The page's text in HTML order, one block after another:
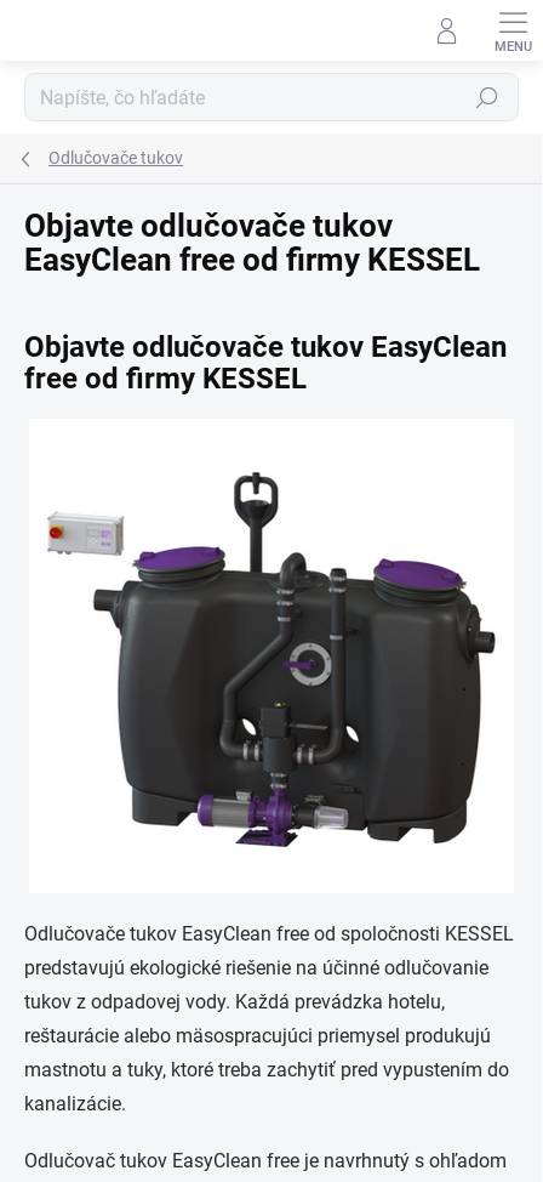
Hľadať
Odlučovače tukov
Objavte odlučovače tukov
EasyClean free od firmy KESSEL
Objavte odlučovače tukov EasyClean
free od firmy KESSEL
Odlučovače tukov EasyClean free od spoločnosti KESSEL
predstavujú ekologické riešenie na účinné odlučovanie
tukov z odpadovej vody. Každá prevádzka hotelu,
reštaurácie alebo mäsospracujúci priemysel produkujú
mastnotu a tuky, ktoré treba zachytiť pred vypustením do
kanalizácie.
Odlučovač tukov EasyClean free je navrhnutý s ohľadom